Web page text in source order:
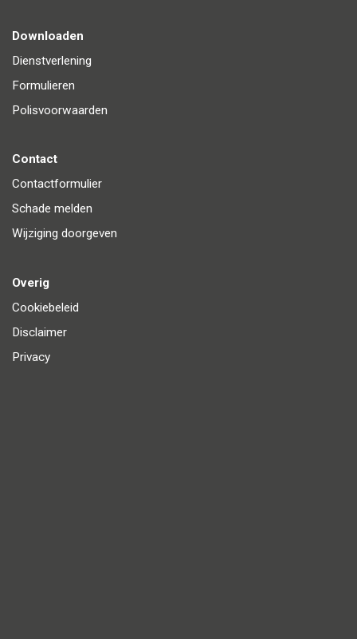
Downloaden
Dienstverlening
Formulieren
Polisvoorwaarden
Contact
Contactformulier
Schade melden
Wijziging doorgeven
Overig
Cookiebeleid
Disclaimer
Privacy